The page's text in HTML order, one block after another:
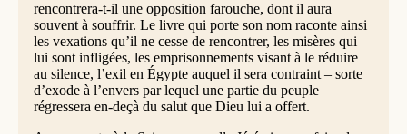
rencontrera-t-il une opposition farouche, dont il aura
souvent à souffrir. Le livre qui porte son nom raconte ainsi
les vexations qu’il ne cesse de rencontrer, les misères qui
lui sont infligées, les emprisonnements visant à le réduire
au silence, l’exil en Égypte auquel il sera contraint – sorte
d’exode à l’envers par lequel une partie du peuple
régressera en-deçà du salut que Dieu lui a offert.